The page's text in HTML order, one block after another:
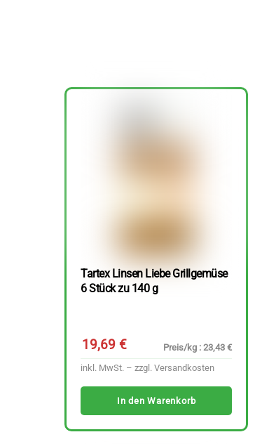
Tartex Linsen Liebe Grillgemüse
6 Stück zu 140 g
19,69€
Preis/kg : 23,43 €
inkl. MwSt. – zzgl. Versandkosten
In den Warenkorb